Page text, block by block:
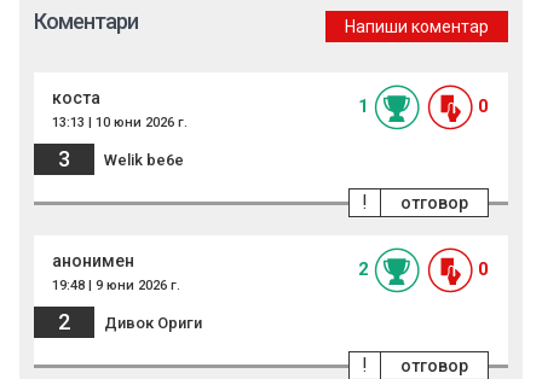
Коментари Напиши коментар
коста
13:13 | 10 юни 2026 г.
1 0
3 Welik be6e
отговор
!
анонимен
19:48 | 9 юни 2026 г.
2 0
2 Дивок Ориги
отговор
!